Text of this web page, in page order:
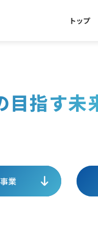
トップ
目指す未
業